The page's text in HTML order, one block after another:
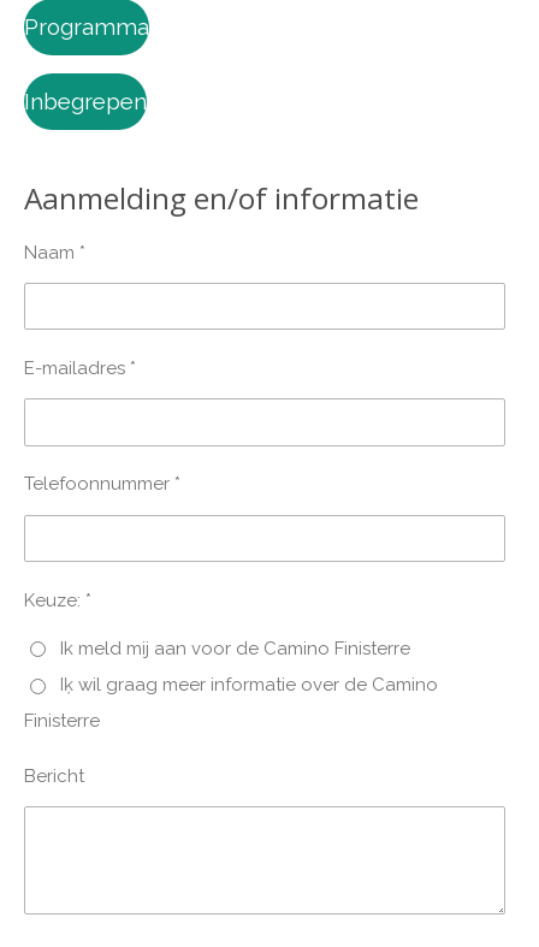
Programma
Inbegrepen
Aanmelding en/of informatie
Naam *
E-mailadres *
Telefoonnummer *
Keuze: *
Ik meld mij aan voor de Camino Finisterre
Iķ wil graag meer informatie over de Camino
Finisterre
Bericht